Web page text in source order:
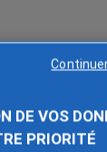
d’un
perte d’un
DE VOS
PRIORITÉ